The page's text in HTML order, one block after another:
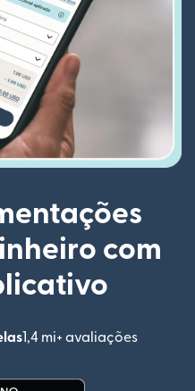
com
1,4 mi+ avaliações
(abre